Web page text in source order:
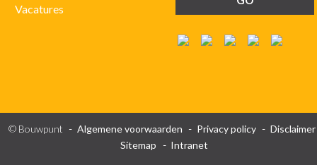
Vacatures
© Bouwpunt Algemene voorwaarden Privacy policy
Disclaimer
Sitemap
Intranet